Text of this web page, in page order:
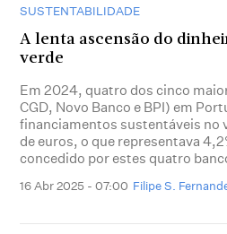
SUSTENTABILIDADE
A lenta ascensão do
verde
Em 2024, quatro dos cinco
CGD, Novo Banco e BPI) em
financiamentos sustentáveis no
de euros, o que representava
concedido por estes quatro
16 Abr 2025 - 07:00 Filipe S.